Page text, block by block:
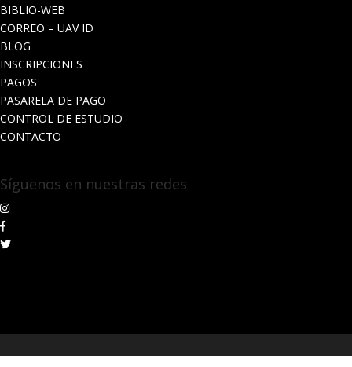
BIBLIO-WEB
CORREO – UAV ID
BLOG
INSCRIPCIONES
PAGOS
PASARELA DE PAGO
CONTROL DE ESTUDIO
CONTACTO
Síguenos en nuestras redes